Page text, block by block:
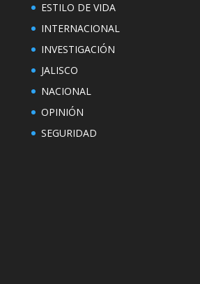
ESTILO DE VIDA
INTERNACIONAL
INVESTIGACIÓN
JALISCO
NACIONAL
OPINIÓN
SEGURIDAD